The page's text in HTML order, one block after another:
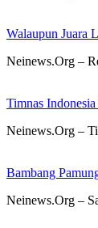
Walaupun Juara
Neinews.Org –
Timnas
Neinews.Org –
Bambang
Neinews.Org –